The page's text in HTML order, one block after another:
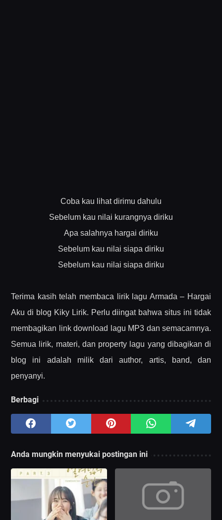
Coba kau lihat dirimu dahulu
Sebelum kau nilai kurangnya diriku
Apa salahnya hargai diriku
Sebelum kau nilai siapa diriku
Sebelum kau nilai siapa diriku
Terima kasih telah membaca lirik lagu Armada – Hargai
Aku di blog Kiky Lirik. Perlu diingat bahwa situs ini tidak
membagikan link download lagu MP3 dan semacamnya.
Semua lirik, materi, dan property lagu yang dibagikan di
blog ini adalah milik dari author, artis, band, dan
penyanyi.
Berbagi
Anda mungkin menyukai postingan ini